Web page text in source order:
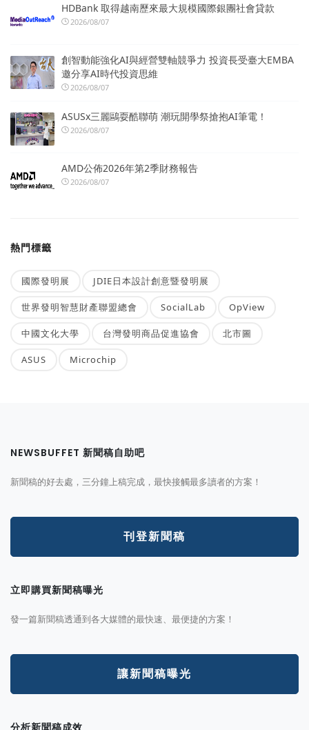
HDBank 取得越南歷來最大規模國際銀團社會貸款
2026/08/07
創智動能強化AI與經營雙軸競爭力 投資長受臺大EMBA
邀分享AI時代投資思維
2026/08/07
ASUSx三麗鷗耍酷聯萌 潮玩開學祭搶抱AI筆電！
2026/08/07
AMD公佈2026年第2季財務報告
2026/08/07
熱門標籤
國際發明展 JDIE日本設計創意暨發明展
世界發明智慧財產聯盟總會 SocialLab OpView
中國文化大學 台灣發明商品促進協會 北市圖
ASUS Microchip
NEWSBUFFET 新聞稿自助吧
新聞稿的好去處，三分鐘上稿完成，最快接觸最多讀者的方案！
刊登新聞稿
立即購買新聞稿曝光
發一篇新聞稿透通到各大媒體的最快速、最便捷的方案！
讓新聞稿曝光
分析新聞稿成效